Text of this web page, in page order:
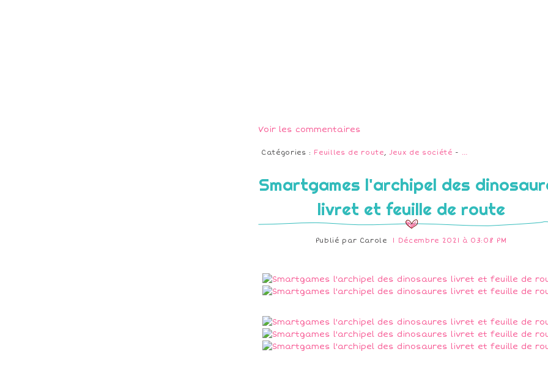
Voir les commentaires
Catégories : Feuilles de route, Jeux de société - …
Smartgames l'archipel des
livret et feuille de route
Publié par Carole 1 Décembre 2021 à 03:08 PM